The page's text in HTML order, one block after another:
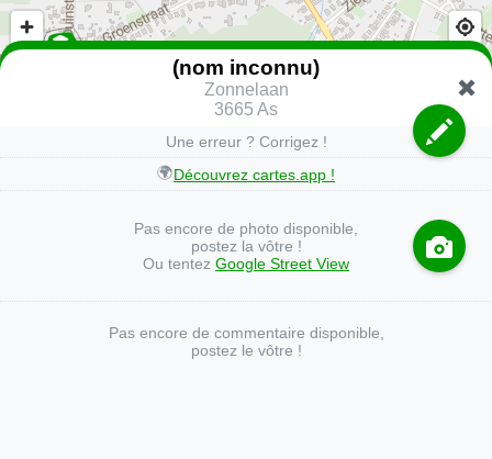
(nom inconnu)
Zonnelaan
3665 As
Une erreur ? Corrigez !
🌍Découvrez cartes.app !
Pas encore de photo disponible,
postez la vôtre !
Ou tentez Google Street View
Pas encore de commentaire disponible,
postez le vôtre !